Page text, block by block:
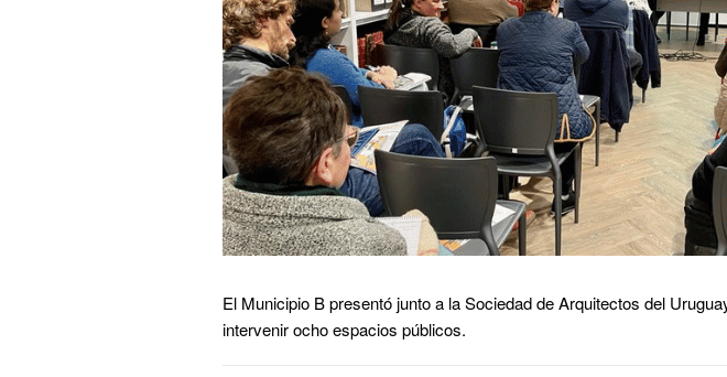
El Municipio B presentó junto a la Sociedad de Arquitectos del
intervenir ocho espacios públicos.